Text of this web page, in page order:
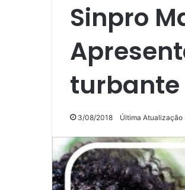
Sinpro
turbante
3/08/2018 Última